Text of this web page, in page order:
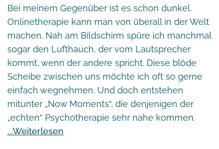
Bei meinem Gegenüber ist es schon dunkel.
Onlinetherapie kann man von überall in der Welt
machen. Nah am Bildschirm spüre ich manchmal
sogar den Lufthauch, der vom Lautsprecher
kommt, wenn der andere spricht. Diese blöde
Scheibe zwischen uns möchte ich oft so gerne
einfach wegnehmen. Und doch entstehen
mitunter „Now Moments“, die denjenigen der
„echten“ Psychotherapie sehr nahe kommen.
Weiterlesen